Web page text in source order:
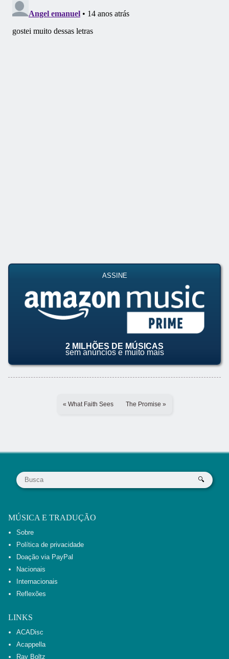
ASSINE
2 MILHÕES DE MÚSICAS
sem anúncios e muito mais
« What Faith Sees The Promise »
MÚSICA E TRADUÇÃO
Sobre
Política de privacidade
Doação via PayPal
Nacionais
Internacionais
Reflexões
LINKS
ACADisc
Acappella
Ray Boltz